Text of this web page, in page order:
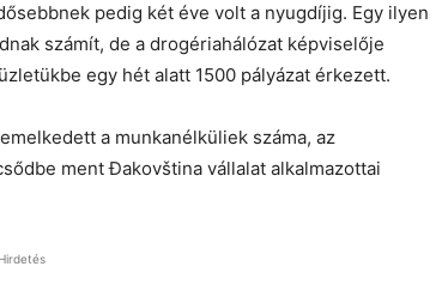
pedig két éve volt a nyugdíjig. Egy ilyen
számít, de a drogériahálózat képviselője
egy hét alatt 1500 pályázat érkezett.
a munkanélküliek száma, az
ment Đakovština vállalat alkalmazottai
Hirdetés